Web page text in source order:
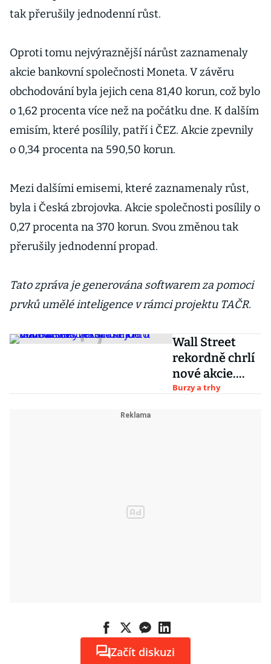
tak přerušily jednodenní růst.
Oproti tomu nejvýraznější nárůst zaznamenaly
akcie bankovní společnosti Moneta. V závěru
obchodování byla jejich cena 81,40 korun, což bylo
o 1,62 procenta více než na počátku dne. K dalším
emisím, které posílily, patří i ČEZ. Akcie zpevnily
o 0,34 procenta na 590,50 korun.
Mezi dalšími emisemi, které zaznamenaly růst,
byla i Česká zbrojovka. Akcie společnosti posílily o
0,27 procenta na 370 korun. Svou změnou tak
přerušily jednodenní propad.
Tato zpráva je generována softwarem za pomoci
prvků umělé inteligence v rámci projektu TAČR.
Wall Street
rekordně chrlí
nové akcie.
Většinou jde o
Burzy a trhy
Začít diskuzi